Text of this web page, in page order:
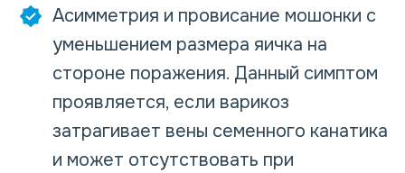
Асимметрия и провисание мошонки с
уменьшением размера яичка на
стороне поражения. Данный симптом
проявляется, если варикоз
затрагивает вены семенного канатика
и может отсутствовать при